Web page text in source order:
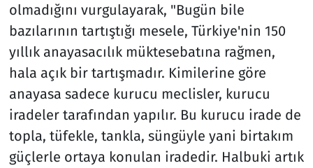
olmadığını vurgulayarak, "Bugün bile
bazılarının tartıştığı mesele, Türkiye'nin 150
yıllık anayasacılık müktesebatına rağmen,
hala açık bir tartışmadır. Kimilerine göre
anayasa sadece kurucu meclisler, kurucu
iradeler tarafından yapılır. Bu kurucu irade de
topla, tüfekle, tankla, süngüyle yani birtakım
güçlerle ortaya konulan iradedir. Halbuki artık